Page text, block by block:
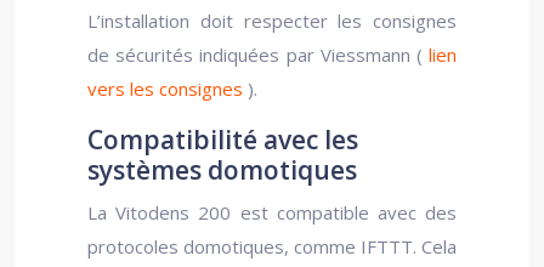
L’installation doit respecter les consignes
de sécurités indiquées par Viessmann ( lien
vers les consignes ).
Compatibilité avec les
systèmes domotiques
La Vitodens 200 est compatible avec des
protocoles domotiques, comme IFTTT. Cela